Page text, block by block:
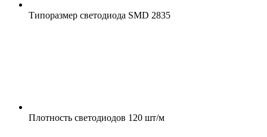
Типоразмер светодиода SMD 2835
Плотность светодиодов 120 шт/м